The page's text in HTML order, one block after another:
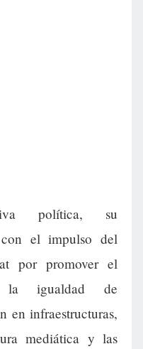
política, su
el impulso del
por promover el
la igualdad de
en infraestructuras,
mediática y las